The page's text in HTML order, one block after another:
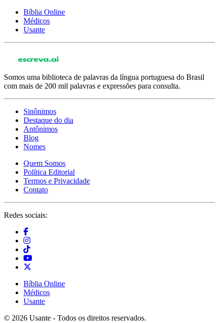
Bíblia Online
Médicos
Usante
Somos uma biblioteca de palavras da língua portuguesa do Brasil
com mais de 200 mil palavras e expressões para consulta.
Sinônimos
Destaque do dia
Antônimos
Blog
Nomes
Quem Somos
Política Editorial
Termos e Privacidade
Contato
Redes sociais:
Bíblia Online
Médicos
Usante
© 2026 Usante - Todos os direitos reservados.